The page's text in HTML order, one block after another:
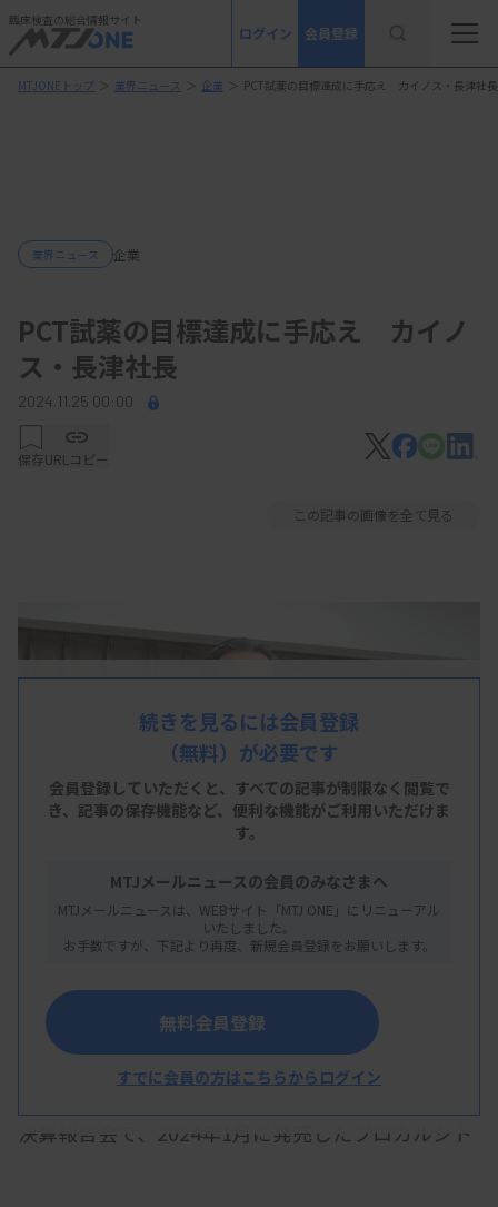
臨床検査の総合情報サイト
ログイン 会員登録
MTJONEトップ ＞ 業界ニュース ＞ 企業 ＞ PCT試薬の目標達成に手応え カイノス・長津社長
業界ニュース 企業
PCT試薬の目標達成に手応え カイノ
ス・長津社長
2024.11.25 00:00
保存URLコピー
この記事の画像を全て見る
長津氏
決算報告会で、2024年1月に発売したプロカルシト
続きを見るには会員登録
（無料）が必要です
会員登録していただくと、すべての記事が制限なく閲覧で
き、 記事の保存機能など、便利な機能がご利用いただけま
す。
MTJメールニュースの会員のみなさまへ
MTJメールニュースは、WEBサイト「MTJ ONE」にリニューアル
いたしました。
お手数ですが、下記より再度、新規会員登録をお願いします。
無料会員登録
すでに会員の方はこちらからログイン